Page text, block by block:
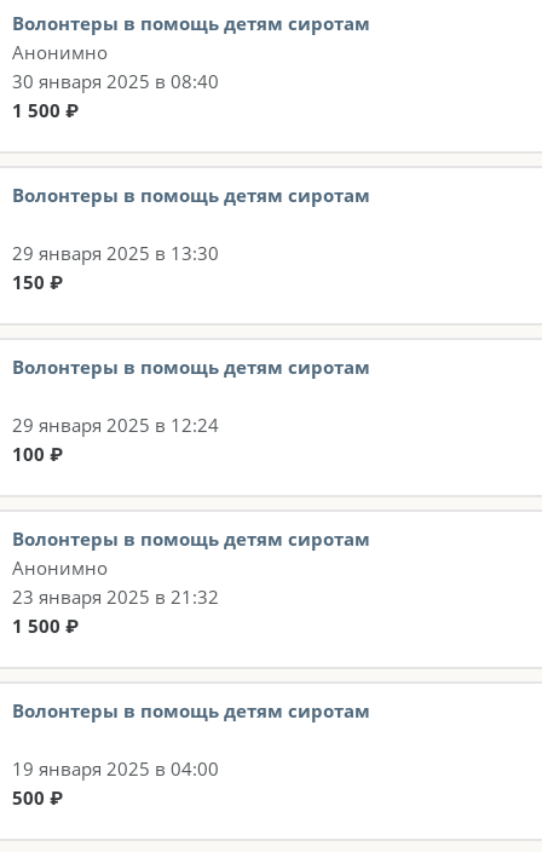
Волонтеры в помощь детям сиротам
Анонимно
30 января 2025 в 08:40
1 500 ₽
Волонтеры в помощь детям сиротам
29 января 2025 в 13:30
150 ₽
Волонтеры в помощь детям сиротам
29 января 2025 в 12:24
100 ₽
Волонтеры в помощь детям сиротам
Анонимно
23 января 2025 в 21:32
1 500 ₽
Волонтеры в помощь детям сиротам
19 января 2025 в 04:00
500 ₽